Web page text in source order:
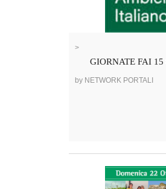
>
GIORNATE FAI 15
by NETWORK PORTALI